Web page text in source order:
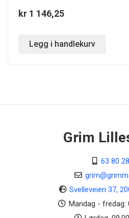
kr 1 146,25
Legg i handlekurv
Grim
63 80
Svelleveien 37,
Mandag - fredag: